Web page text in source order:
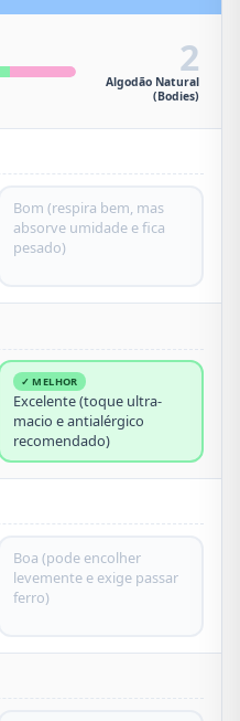
2
Algodão Natural
(Bodies)
Bom (respira bem, mas
absorve umidade e fica
pesado)
✓ MELHOR
Excelente (toque ultra-
macio e antialérgico
recomendado)
Boa (pode encolher
levemente e exige passar
ferro)